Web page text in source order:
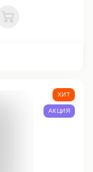
В корзину
ХИТ
АКЦИЯ